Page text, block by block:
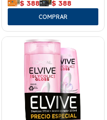
$ 388 $ 388